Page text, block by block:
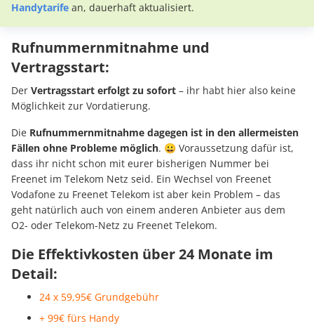
Handytarife an, dauerhaft aktualisiert.
Rufnummernmitnahme und
Vertragsstart:
Der Vertragsstart erfolgt zu sofort – ihr habt hier also keine
Möglichkeit zur Vordatierung.
Die Rufnummernmitnahme dagegen ist in den allermeisten
Fällen ohne Probleme möglich. 😀 Voraussetzung dafür ist,
dass ihr nicht schon mit eurer bisherigen Nummer bei
Freenet im Telekom Netz seid. Ein Wechsel von Freenet
Vodafone zu Freenet Telekom ist aber kein Problem – das
geht natürlich auch von einem anderen Anbieter aus dem
O2- oder Telekom-Netz zu Freenet Telekom.
Die Effektivkosten über 24 Monate im
Detail:
24 x 59,95€ Grundgebühr
+ 99€ fürs Handy